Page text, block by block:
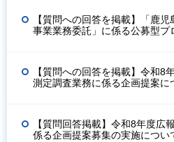
【質問への回答を掲載】「鹿
事業業務委託」に係る公募型プ
【質問への回答を掲載】令和8
測定調査業務に係る企画提案に
【質問回答掲載】令和8年度広
係る企画提案募集の実施につい